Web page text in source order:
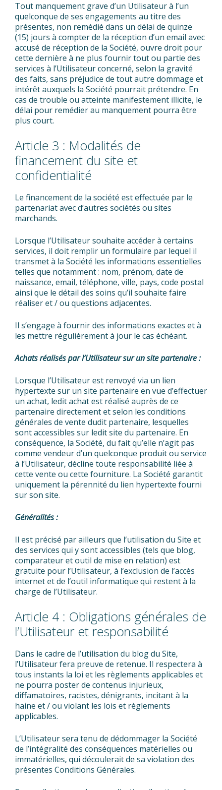
Tout manquement grave d’un Utilisateur à l’un
quelconque de ses engagements au titre des
présentes, non remédié dans un délai de quinze
(15) jours à compter de la réception d’un email avec
accusé de réception de la Société, ouvre droit pour
cette dernière à ne plus fournir tout ou partie des
services à l’Utilisateur concerné, selon la gravité
des faits, sans préjudice de tout autre dommage et
intérêt auxquels la Société pourrait prétendre. En
cas de trouble ou atteinte manifestement illicite, le
délai pour remédier au manquement pourra être
plus court.
Article 3 : Modalités de
financement du site et
confidentialité
Le financement de la société est effectuée par le
partenariat avec d’autres sociétés ou sites
marchands.
Lorsque l’Utilisateur souhaite accéder à certains
services, il doit remplir un formulaire par lequel il
transmet à la Société les informations essentielles
telles que notamment : nom, prénom, date de
naissance, email, téléphone, ville, pays, code postal
ainsi que le détail des soins qu’il souhaite faire
réaliser et / ou questions adjacentes.
Il s’engage à fournir des informations exactes et à
les mettre régulièrement à jour le cas échéant.
Achats réalisés par l’Utilisateur sur un site partenaire :
Lorsque l’Utilisateur est renvoyé via un lien
hypertexte sur un site partenaire en vue d’effectuer
un achat, ledit achat est réalisé auprès de ce
partenaire directement et selon les conditions
générales de vente dudit partenaire, lesquelles
sont accessibles sur ledit site du partenaire. En
conséquence, la Société, du fait qu’elle n’agit pas
comme vendeur d’un quelconque produit ou service
à l’Utilisateur, décline toute responsabilité liée à
cette vente ou cette fourniture. La Société garantit
uniquement la pérennité du lien hypertexte fourni
sur son site.
Généralités :
Il est précisé par ailleurs que l’utilisation du Site et
des services qui y sont accessibles (tels que blog,
comparateur et outil de mise en relation) est
gratuite pour l’Utilisateur, à l’exclusion de l’accès
internet et de l’outil informatique qui restent à la
charge de l’Utilisateur.
Article 4 : Obligations générales de
l’Utilisateur et responsabilité
Dans le cadre de l’utilisation du blog du Site,
l’Utilisateur fera preuve de retenue. Il respectera à
tous instants la loi et les règlements applicables et
ne pourra poster de contenus injurieux,
diffamatoires, racistes, dénigrants, incitant à la
haine et / ou violant les lois et règlements
applicables.
L’Utilisateur sera tenu de dédommager la Société
de l’intégralité des conséquences matérielles ou
immatérielles, qui découlerait de sa violation des
présentes Conditions Générales.